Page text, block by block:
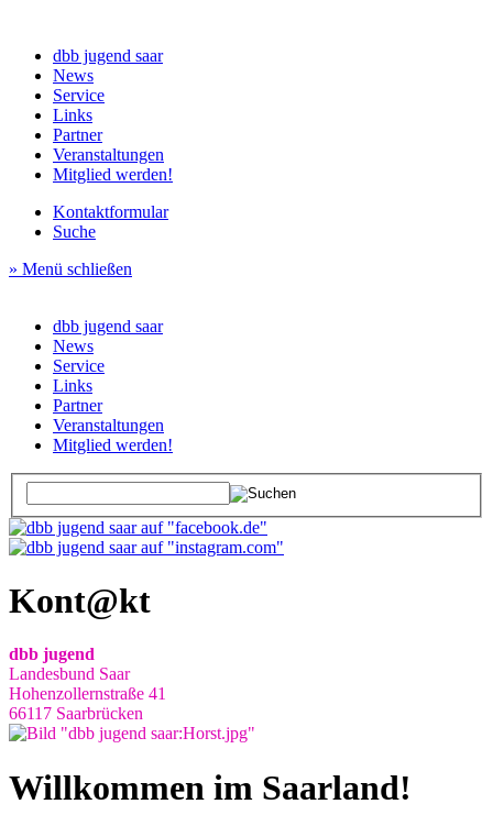
dbb jugend saar
News
Service
Links
Partner
Veranstaltungen
Mitglied werden!
Kontaktformular
Suche
» Menü schließen
dbb jugend saar
News
Service
Links
Partner
Veranstaltungen
Mitglied werden!
Kont@kt
dbb jugend
Landesbund Saar
Hohenzollernstraße 41
66117 Saarbrücken
Willkommen im Saarland!